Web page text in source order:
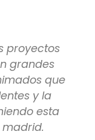
proyectos
grandes
que
y la
esta